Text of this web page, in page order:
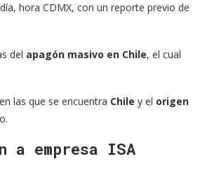
hora CDMX, con un reporte previo de
del apagón masivo en Chile, el cual
las que se encuentra Chile y el origen
a empresa ISA